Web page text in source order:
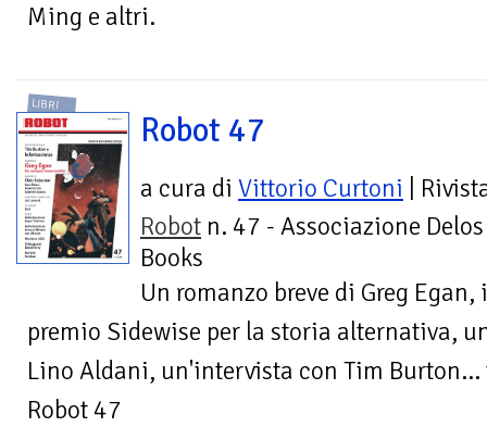
Ming e altri.
LIBRI
Robot 47
a cura di Vittorio Curtoni |
Robot n. 47 - Associazione Delos
Books
Un romanzo breve di Greg
premio Sidewise per la storia alternativa,
Lino Aldani, un'intervista con Tim
Robot 47